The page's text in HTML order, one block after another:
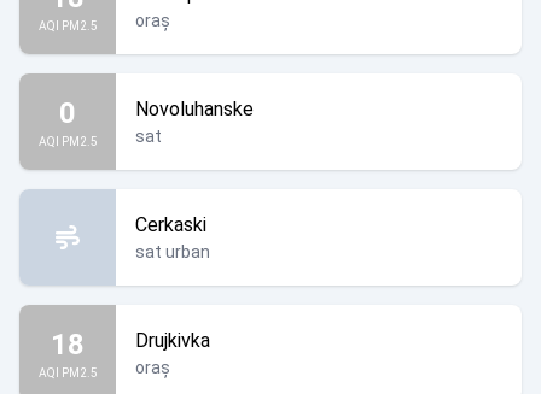
AQI PM2.5 oraș
0
AQI PM2.5
Novoluhanske
sat
Cerkaski
sat urban
18
AQI PM2.5
Drujkivka
oraș